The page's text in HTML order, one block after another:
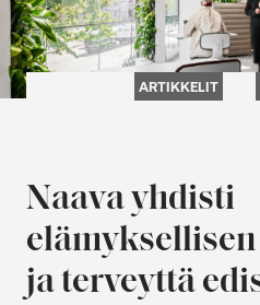
ARTIKKELIT
Naava yhdisti
ja terveyttä